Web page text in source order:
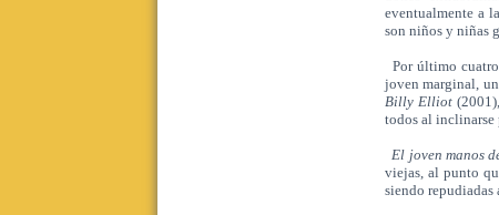
eventualmente a
son niños y niñas
Por último
joven marginal, un
Billy Elliot
todos al inclinarse
El joven manos
viejas, al punto
siendo